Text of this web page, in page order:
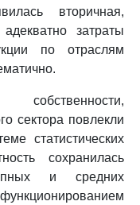
вторичная,
затраты
по отраслям
сектора повлекли
статистических
сохранилась
и средних